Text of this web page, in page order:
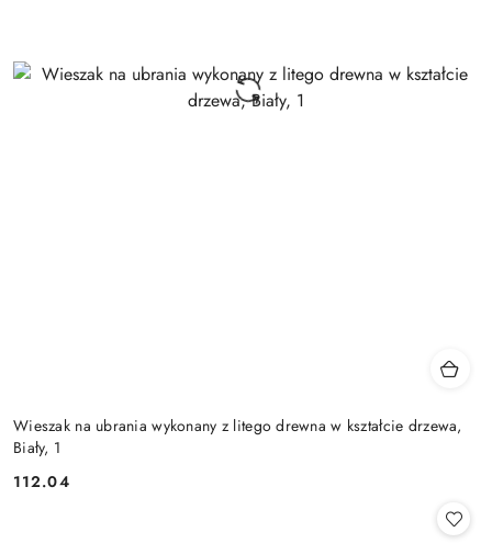
Wieszak na ubrania wykonany z litego drewna w kształcie drzewa,
Biały, 1
Cena:
112.04